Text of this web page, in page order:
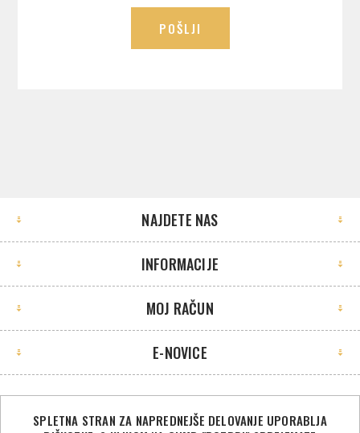
POŠLJI
NAJDETE NAS
INFORMACIJE
MOJ RAČUN
E-NOVICE
SPLETNA STRAN ZA NAPREDNEJŠE DELOVANJE UPORABLJA